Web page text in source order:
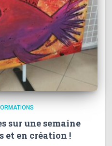
sur une semaine
et en création !